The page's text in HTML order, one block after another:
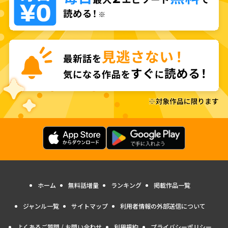
ホーム 無料話増量 ランキング 掲載作品一覧
ジャンル一覧 サイトマップ 利用者情報の外部送信について